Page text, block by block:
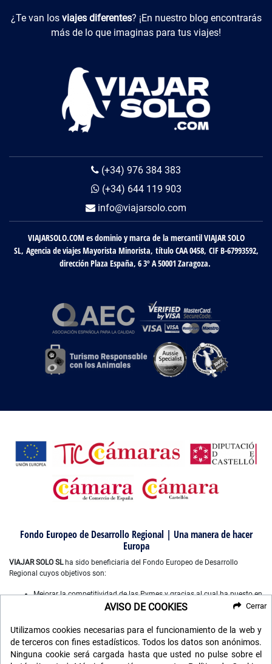
Viajes Diferentes
¿Te van los viajes diferentes? ¡En nuestro blog encontrarás
más de lo que imaginas para tus viajes!
(+34) 976 384 383
(+34) 644 119 903
info@viajarsolo.com
VIAJARSOLO.COM es dominio y marca de la mercantil VIAJAR SOLO
SL, Agencia de viajes Mayorista Minorista, título CAA 0458, CIF B-67993592,
dirección Plaza España, 6 3º A 50001 Zaragoza.
Fondo Europeo de Desarrollo Regional | Una manera de hacer
Europa
VIAJAR SOLO SLha sido beneficiaria del Fondo Europeo de Desarrollo
Regional cuyos objetivos son:
Mejorar la competitividad de las Pymes y gracias al cual ha puesto en
marcha un Plan de Marketing Digital Internacional, con el objetivo de
año 2022-2023. Para ello ha contado con el apoyo del Programa
XPANDE DIGITAL de la Cámara de Comercio de Castellón”.
Mejorar el uso y la calidad de las tecnologías de la información y de
las comunicaciones, y el acceso a las mismas y gracias a que ha
AVISO DE COOKIES
Utilizamos cookies necesarias para el funcionamiento de la web y
de terceros con fines estadísticos. Todos los datos son anónimos.
Ninguna cookie será cargada hasta que usted no pulse sobre el
Cerrar